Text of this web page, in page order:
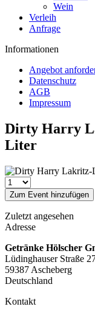
Wein
Verleih
Anfrage
Informationen
Angebot
Datenschutz
AGB
Impressum
Dirty Harry
Liter
Zum Event hinzufügen
Zuletzt angesehen
Adresse
Getränke Hölscher
Lüdinghauser Straße
59387 Ascheberg
Deutschland
Kontakt